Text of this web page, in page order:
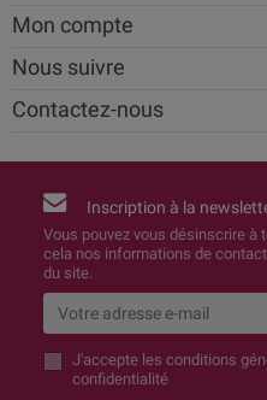
Mon compte
Nous suivre
Contactez-nous
Inscription à la
Vous pouvez vous désinscrire à
cela nos informations de
du site.
J'accepte les conditions
confidentialité